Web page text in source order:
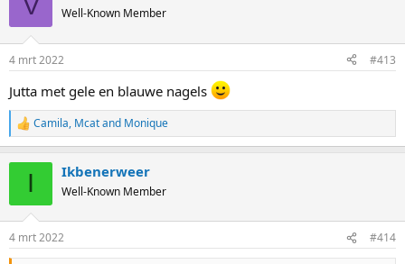
Well-Known Member
4 mrt 2022 #413
Jutta met gele en blauwe nagels
R
e
s
:
Camila, Mcatand Monique
I Ikbenerweer
Well-Known Member
4 mrt 2022 #414